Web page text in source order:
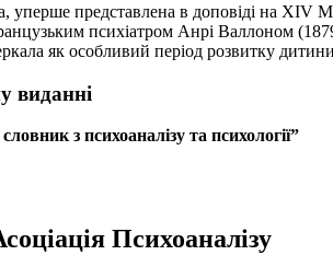
представлена в доповіді на ХIV
психіатром Анрі Валлоном
як особливий період розвитку дитини
виданні
з психоаналізу та психології”
Психоаналізу